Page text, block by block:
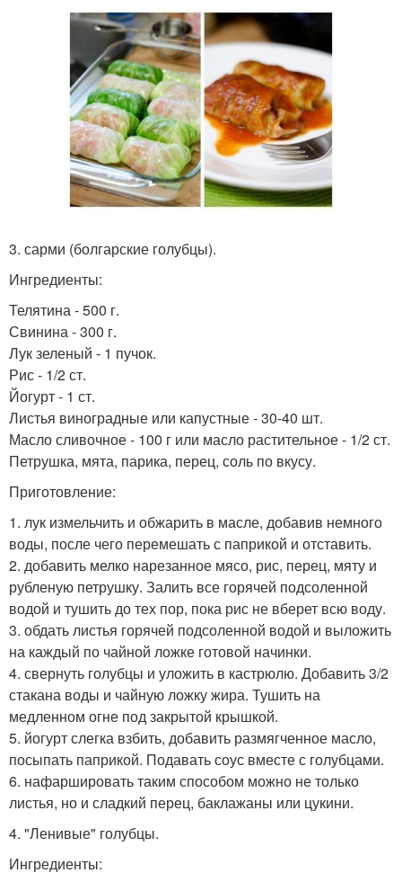
3. сарми (болгарские голубцы).
Ингредиенты:
Телятина - 500 г.
Свинина - 300 г.
Лук зеленый - 1 пучок.
Рис - 1/2 ст.
Йогурт - 1 ст.
Листья виноградные или капустные - 30-40 шт.
Масло сливочное - 100 г или масло растительное - 1/2 ст.
Петрушка, мята, парика, перец, соль по вкусу.
Приготовление:
1. лук измельчить и обжарить в масле, добавив немного
воды, после чего перемешать с паприкой и отставить.
2. добавить мелко нарезанное мясо, рис, перец, мяту и
рубленую петрушку. Залить все горячей подсоленной
водой и тушить до тех пор, пока рис не вберет всю воду.
3. обдать листья горячей подсоленной водой и выложить
на каждый по чайной ложке готовой начинки.
4. свернуть голубцы и уложить в кастрюлю. Добавить 3/2
стакана воды и чайную ложку жира. Тушить на
медленном огне под закрытой крышкой.
5. йогурт слегка взбить, добавить размягченное масло,
посыпать паприкой. Подавать соус вместе с голубцами.
6. нафаршировать таким способом можно не только
листья, но и сладкий перец, баклажаны или цукини.
4. "Ленивые" голубцы.
Ингредиенты: